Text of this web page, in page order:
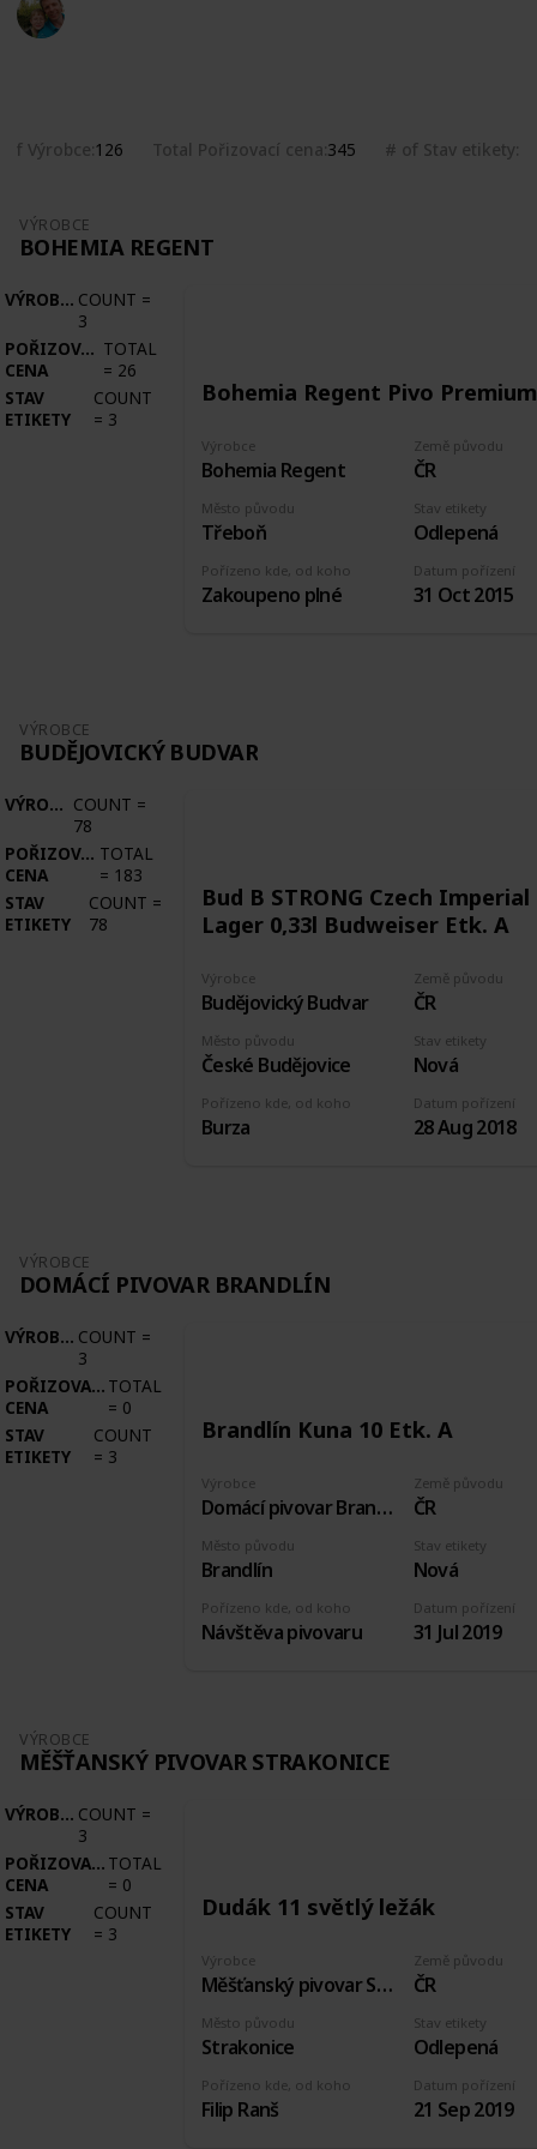
of Výrobce 126 Total Pořizovací cena 345 # of Stav etikety
VÝROBCE
BOHEMIA REGENT
VÝROBCE COUNT =
3
POŘIZOVACÍ
CENA
TOTAL
= 26
STAV
ETIKETY
COUNT
= 3
Bohemia Regent Pivo Premium
Výrobce
Bohemia Regent
Země původu
ČR
Pořízeno kde, od koho
Zakoupeno plné
Stav etikety
Odlepená
Datum pořízení
31 Oct 2015
Město původu
Třeboň
VÝROBCE
BUDĚJOVICKÝ BUDVAR
VÝROBCE COUNT =
78
POŘIZOVACÍ
CENA
TOTAL
= 183
STAV
ETIKETY
COUNT =
78
Bud B STRONG Czech Imperial
Lager 0,33l Budweiser Etk. A
Výrobce
Budějovický Budvar
Země původu
ČR
Pořízeno kde, od koho
Burza
Stav etikety
Nová
Datum pořízení
28 Aug 2018
Město původu
České Budějovice
VÝROBCE
DOMÁCÍ PIVOVAR BRANDLÍN
VÝROBCE COUNT =
3
POŘIZOVACÍ
CENA
TOTAL
= 0
STAV
ETIKETY
COUNT
= 3
Brandlín Kuna 10 Etk. A
Výrobce
Domácí pivovar Brandlín
Země původu
ČR
Pořízeno kde, od koho
Návštěva pivovaru
Stav etikety
Nová
Datum pořízení
31 Jul 2019
Město původu
Brandlín
VÝROBCE
MĚŠŤANSKÝ PIVOVAR STRAKONICE
VÝROBCE COUNT =
3
POŘIZOVACÍ
CENA
TOTAL
= 0
STAV
ETIKETY
COUNT
= 3
Dudák 11 světlý ležák
Výrobce
Měšťanský pivovar Strakonice
Země původu
ČR
Pořízeno kde, od koho
Filip Ranš
Stav etikety
Odlepená
Datum pořízení
21 Sep 2019
Město původu
Strakonice